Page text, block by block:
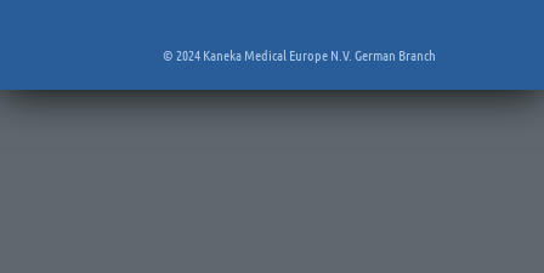
© 2024 Kaneka Medical Europe N.V. German Branch